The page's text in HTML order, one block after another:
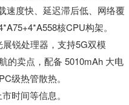
速度快、延迟滞后低、网络覆
核CPU构架。
的卖点，配备 5010mAh 大电
级热管散热。
时间等信息。